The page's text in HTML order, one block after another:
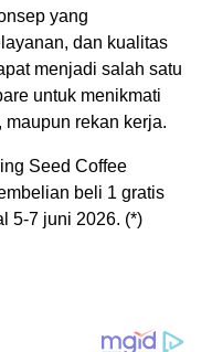
yang
dan kualitas
menjadi salah satu
untuk menikmati
rekan kerja.
Seed Coffee
beli 1 gratis
5-7 juni 2026. (*)